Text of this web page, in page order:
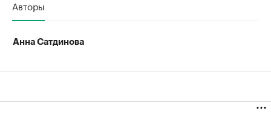
Авторы
Анна Сатдинова